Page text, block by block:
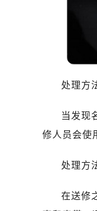
处理方
当发现
修人员会使
处理方
在送修